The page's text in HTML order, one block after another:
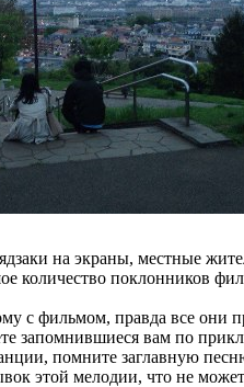
на экраны, местные
количество поклонников
с фильмом, правда все они
запомнившиеся вам по
помните заглавную
этой мелодии, что не